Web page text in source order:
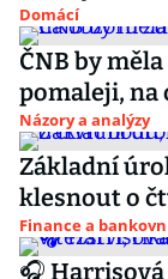
Domácí
ČNB by
pomaleji, na
Názory a analýzy
Základní
klesnout o
Finance a
🎧